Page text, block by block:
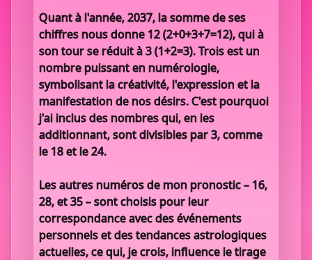
Quant à l'année, 2037, la somme de ses
chiffres nous donne 12 (2+0+3+7=12), qui à
son tour se réduit à 3 (1+2=3). Trois est un
nombre puissant en numérologie,
symbolisant la créativité, l'expression et la
manifestation de nos désirs. C'est pourquoi
j'ai inclus des nombres qui, en les
additionnant, sont divisibles par 3, comme
le 18 et le 24.
Les autres numéros de mon pronostic – 16,
28, et 35 – sont choisis pour leur
correspondance avec des événements
personnels et des tendances astrologiques
actuelles, ce qui, je crois, influence le tirage